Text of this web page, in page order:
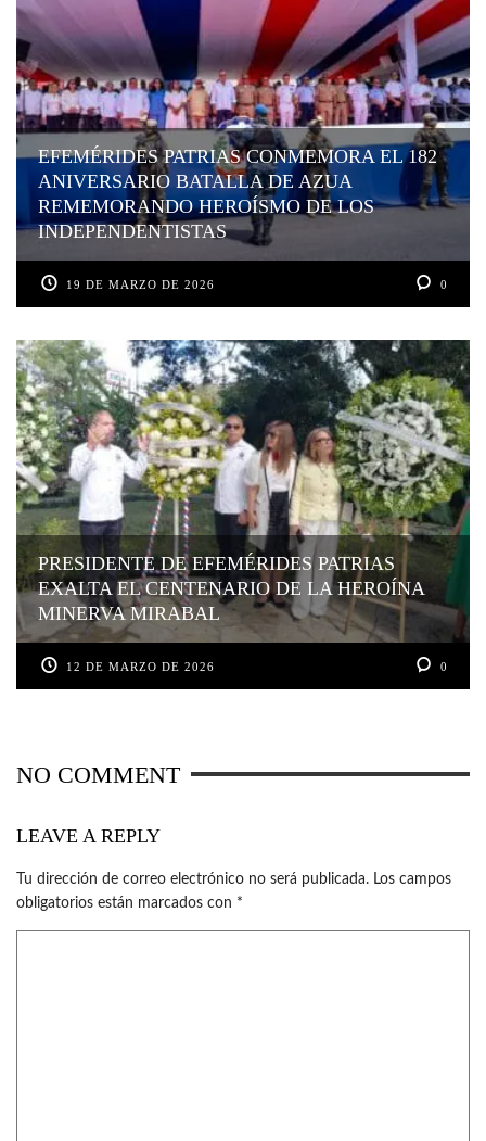
EFEMÉRIDES PATRIAS CONMEMORA EL 182
ANIVERSARIO BATALLA DE AZUA
REMEMORANDO HEROÍSMO DE LOS
INDEPENDENTISTAS
19 DE MARZO DE 2026 0
PRESIDENTE DE EFEMÉRIDES PATRIAS
EXALTA EL CENTENARIO DE LA HEROÍNA
MINERVA MIRABAL
12 DE MARZO DE 2026 0
NO COMMENT
LEAVE A REPLY
Tu dirección de correo electrónico no será publicada. Los campos
obligatorios están marcados con *